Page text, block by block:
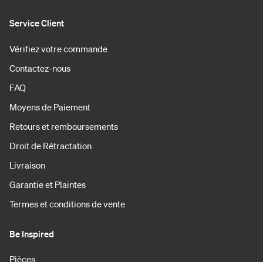
Service Client
Vérifiez votre commande
Contactez-nous
FAQ
Moyens de Paiement
Retours et remboursements
Droit de Rétractation
Livraison
Garantie et Plaintes
Termes et conditions de vente
Be Inspired
Pièces